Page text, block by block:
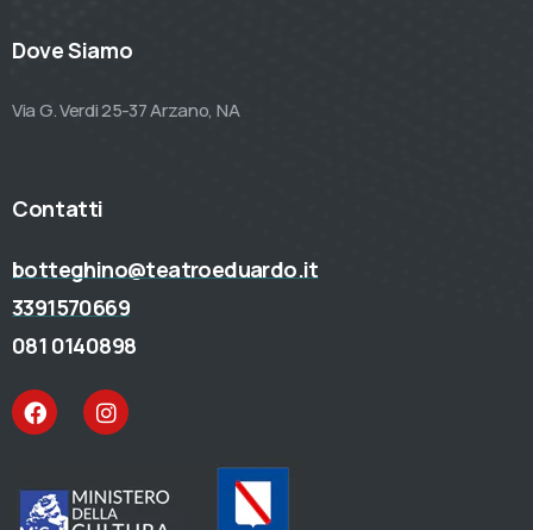
Dove Siamo
Via G. Verdi 25-37 Arzano, NA
Contatti
botteghino@teatroeduardo.it
3391570669
081 0140898